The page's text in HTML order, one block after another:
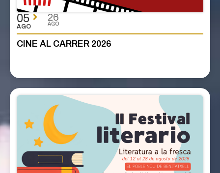
05
AGO
26
AGO
CINE AL CARRER 2026